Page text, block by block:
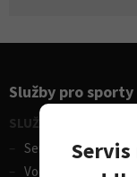
Služby pro sporty
SLUŽBY - vodní sporty
Servis lodí a člunů
Vodácká půjčovna